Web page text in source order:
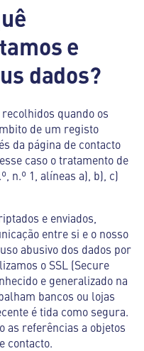
e
dados?
quando os
de um registo
da página de contacto
caso o tratamento de
n.º 1, alíneas a), b), c)
e enviados,
entre si e o nosso
abusivo dos dados por
o SSL (Secure
e generalizado na
bancos ou lojas
é tida como segura.
as referências a objetos
contacto.